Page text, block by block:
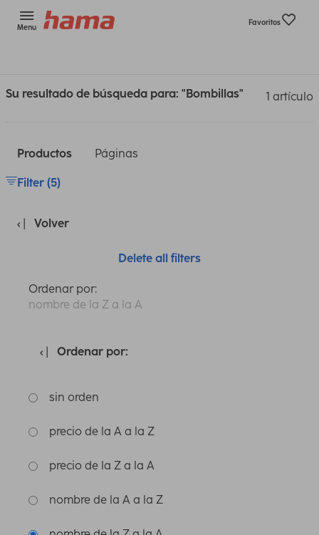
Menu
Favoritos
Su resultado de búsqueda para: "Bombillas" 1 artículo
Productos Páginas
Filter (5)
Volver
Delete all filters
Ordenar por:
nombre de la Z a la A
Ordenar por:
sin orden
precio de la A a la Z
precio de la Z a la A
nombre de la A a la Z